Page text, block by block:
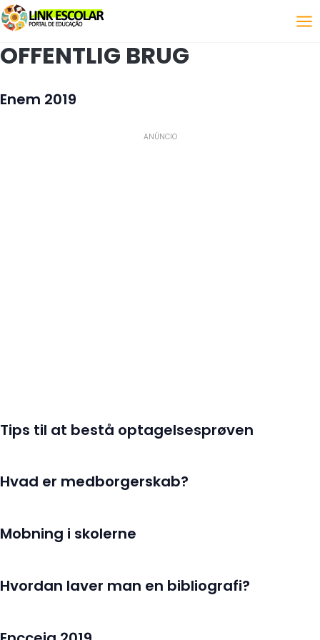
Link
OFFENTLIG BRUG
Enem 2019
ANÚNCIO
Tips til at bestå optagelsesprøven
Hvad er medborgerskab?
Mobning i skolerne
Hvordan laver man en bibliografi?